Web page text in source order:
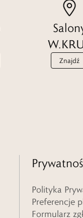
Znajdź
Polityka
Preferencje
Formularz